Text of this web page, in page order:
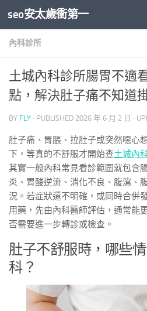
Skip to content
seo安太歲衝第一
內科診所
土城內科診所腸胃不適
點，解決肚子痛不知道
BY FLY · PUBLISHED 2026 年 6 月 2 日 ·
肚子痛、胃脹、拉肚子或突然噁心
下，等真的不舒服才開始查土城內
其實一般內科常見看診範圍就包含
炎、胃酸逆流、消化不良、腹瀉、
況。若症狀還不明確，或同時合併
用藥，先由內科醫師評估，通常能
否需要進一步轉診或檢查。
肚子不舒服時，哪些
科？